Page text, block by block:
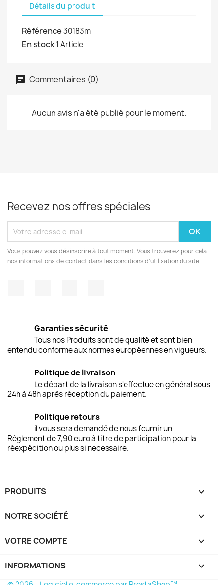
Détails du produit
Référence30183m
En stock1 Article
Commentaires (0)
Aucun avis n'a été publié pour le moment.
Recevez nos offres spéciales
Vous pouvez vous désinscrire à tout moment. Vous trouverez pour cela
nos informations de contact dans les conditions d'utilisation du site.
Garanties sécurité
Tous nos Produits sont de qualité et sont bien
entendu conforme aux normes européennes en vigueurs.
Politique de livraison
Le départ de la livraison s'effectue en général sous
24h à 48h après réception du paiement.
Politique retours
il vous sera demandé de nous fournir un
Règlement de 7,90 euro à titre de participation pour la
réexpédition ou plus si necessaire.
PRODUITS 
NOTRE SOCIÉTÉ 
VOTRE COMPTE 
INFORMATIONS keyboard_arrow_down